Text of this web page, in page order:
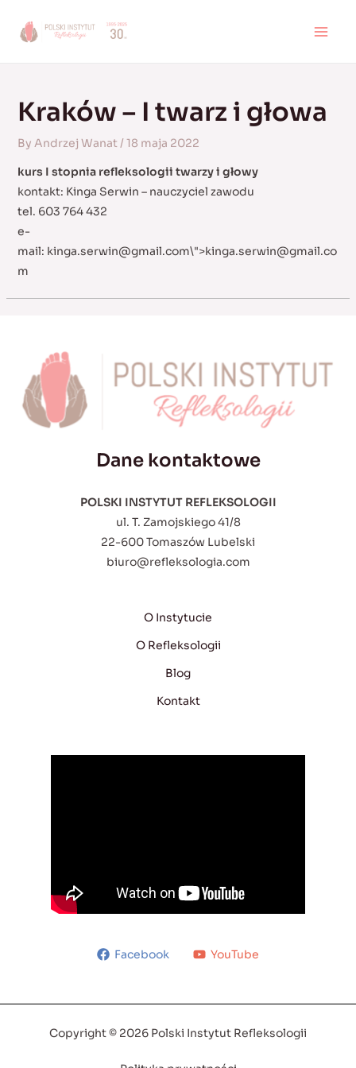
Kraków – I twarz i głowa
By Andrzej Wanat/18 maja 2022
kurs I stopnia refleksologii twarzy i głowy
kontakt: Kinga Serwin – nauczyciel zawodu
tel. 603 764 432
e-
mail: kinga.serwin@gmail.com\">kinga.serwin@gmail.co
m
Dane kontaktowe
POLSKI INSTYTUT REFLEKSOLOGII
ul. T. Zamojskiego 41/8
22-600 Tomaszów Lubelski
biuro@refleksologia.com
O Instytucie
O Refleksologii
Blog
Kontakt
Facebook YouTube
Copyright © 2026 Polski Instytut Refleksologii